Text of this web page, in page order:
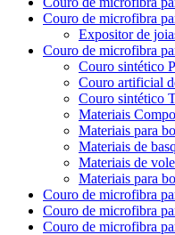
Couro de microfibra
Expositor de
Couro de microfibra
Couro sintético
Couro artificial
Couro sintético
Materiais
Materiais para
Materiais de
Materiais de
Materiais para
Couro de microfibra
Couro de microfibra
Couro de microfibra